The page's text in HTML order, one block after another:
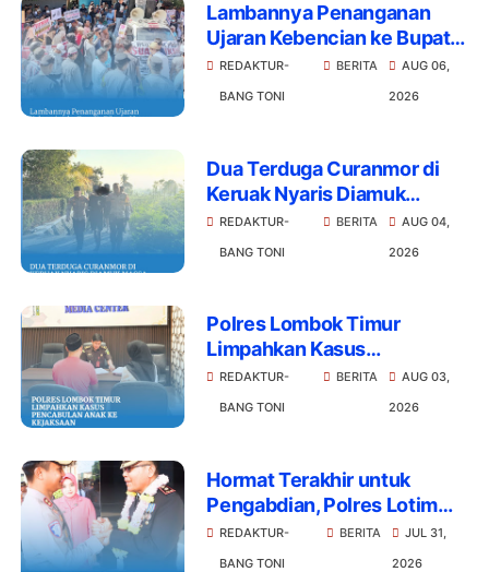
Lambannya Penanganan
Ujaran Kebencian ke Bupati,
Ribuan Massa Lombok Timur
Datangi Polres dengan
REDAKTUR-
BANG TONI
BERITA
AUG 06,
2026
Dua Terduga Curanmor di
Keruak Nyaris Diamuk
Massa Dievakuasi Polisi
REDAKTUR-
BANG TONI
BERITA
AUG 04,
2026
Polres Lombok Timur
Limpahkan Kasus
Pencabulan Anak ke
Kejaksaan
REDAKTUR-
BANG TONI
BERITA
AUG 03,
2026
Hormat Terakhir untuk
Pengabdian, Polres Lotim
Lepas Purna Bakti Kompol
Lalu Pancasila Warsa
REDAKTUR-
BANG TONI
BERITA
JUL 31,
2026